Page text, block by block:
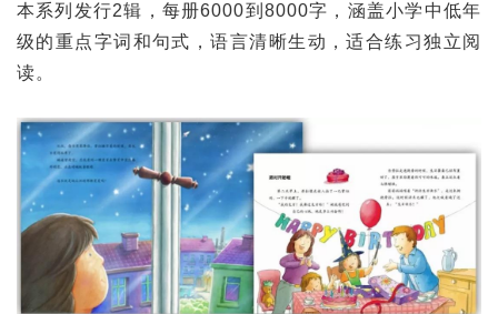
本系列发行2辑，每册6000到8000字，涵盖小学中低年
级的重点字词和句式，语言清晰生动，适合练习独立阅
读。